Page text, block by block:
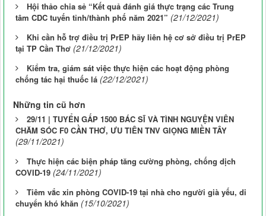
Hội thảo chia sẻ “Kết quả đánh giá thực trạng các Trung
tâm CDC tuyến tỉnh/thành phố năm 2021” (21/12/2021)
Khi cần hỗ trợ điều trị PrEP hãy liên hệ cơ sở điều trị PrEP
tại TP Cần Thơ (21/12/2021)
Kiểm tra, giám sát việc thực hiện các hoạt động phòng
chống tác hại thuốc lá (22/12/2021)
Những tin cũ hơn
29/11 | TUYỂN GẤP 1500 BÁC SĨ VÀ TÌNH NGUYỆN VIÊN
CHĂM SÓC F0 CẦN THƠ, ƯU TIÊN TNV GIỌNG MIỀN TÂY
(29/11/2021)
Thực hiện các biện pháp tăng cường phòng, chống dịch
COVID-19 (24/11/2021)
Tiêm vắc xin phòng COVID-19 tại nhà cho người già yếu, di
chuyển khó khăn (15/10/2021)